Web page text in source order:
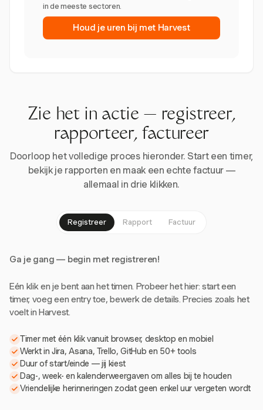
in de meeste sectoren.
Houd je uren bij met Harvest
Zie het in actie — registreer,
rapporteer, factureer
Doorloop het volledige proces hieronder. Start een timer,
bekijk je rapporten en maak een echte factuur —
allemaal in drie klikken.
Registreer Rapport Factuur
Ga je gang — begin met registreren!
Eén klik en je bent aan het timen. Probeer het hier: start een
timer, voeg een entry toe, bewerk de details. Precies zoals het
voelt in Harvest.
Timer met één klik vanuit browser, desktop en mobiel
Werkt in Jira, Asana, Trello, GitHub en 50+ tools
Duur of start/einde — jij kiest
Dag-, week- en kalenderweergaven om alles bij te houden
Vriendelijke herinneringen zodat geen enkel uur vergeten wordt